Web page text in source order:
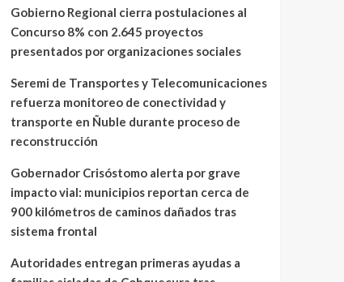
Gobierno Regional cierra postulaciones al
Concurso 8% con 2.645 proyectos
presentados por organizaciones sociales
Seremi de Transportes y Telecomunicaciones
refuerza monitoreo de conectividad y
transporte en Ñuble durante proceso de
reconstrucción
Gobernador Crisóstomo alerta por grave
impacto vial: municipios reportan cerca de
900 kilómetros de caminos dañados tras
sistema frontal
Autoridades entregan primeras ayudas a